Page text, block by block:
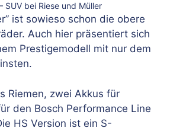
SUV bei Riese und Müller
ist sowieso schon die obere
Auch hier präsentiert sich
Prestigemodell mit nur dem
Riemen, zwei Akkus für
den Bosch Performance Line
HS Version ist ein S-